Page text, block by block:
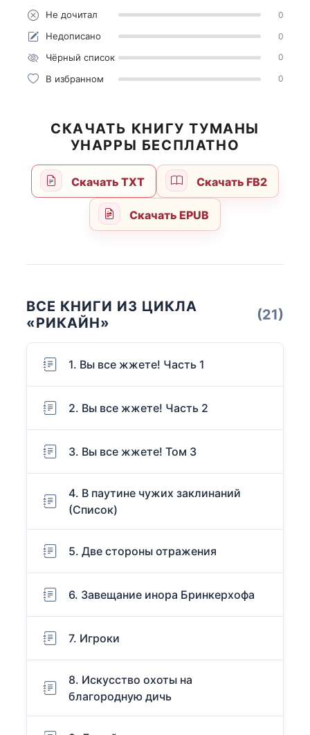
Не дочитал 0
Недописано 0
Чёрный список 0
В избранном 0
СКАЧАТЬ КНИГУ ТУМАНЫ
УНАРРЫ БЕСПЛАТНО
Скачать TXT Скачать FB2
Скачать EPUB
ВСЕ КНИГИ ИЗ ЦИКЛА
«РИКАЙН»
(21)
1. Вы все жжете! Часть 1
2. Вы все жжете! Часть 2
3. Вы все жжете! Том 3
4. В паутине чужих заклинаний
(Список)
5. Две стороны отражения
6. Завещание инора Бринкерхофа
7. Игроки
8. Искусство охоты на
благородную дичь